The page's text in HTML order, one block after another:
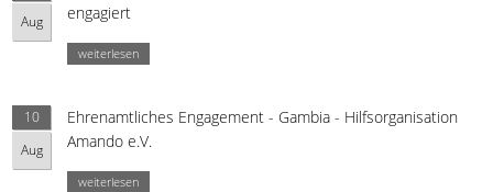
Aug
engagiert
weiterlesen
10
Aug
Ehrenamtliches Engagement - Gambia - Hilfsorganisation
Amando e.V.
weiterlesen